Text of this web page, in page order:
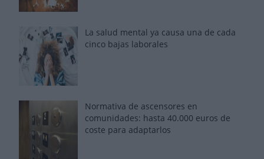
La salud mental ya causa una de cada
cinco bajas laborales
Normativa de ascensores en
comunidades: hasta 40.000 euros de
coste para adaptarlos